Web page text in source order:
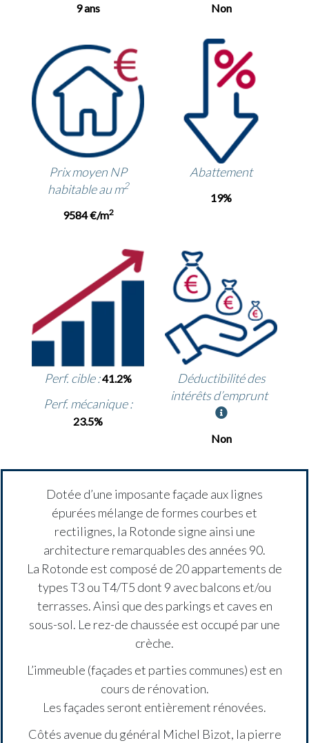
9 ans Non
Prix moyen NP
habitable au m2
9584 €/m2
Abattement
19%
Perf. cible :41.2%
Perf. mécanique :
23.5%
Déductibilité des
intérêts d’emprunt
Non
Dotée d’une imposante façade aux lignes
épurées mélange de formes courbes et
rectilignes, la Rotonde signe ainsi une
architecture remarquables des années 90.
La Rotonde est composé de 20 appartements de
types T3 ou T4/T5 dont 9 avec balcons et/ou
terrasses. Ainsi que des parkings et caves en
sous-sol. Le rez-de chaussée est occupé par une
crèche.
L’immeuble (façades et parties communes) est en
cours de rénovation.
Les façades seront entièrement rénovées.
Côtés avenue du général Michel Bizot, la pierre